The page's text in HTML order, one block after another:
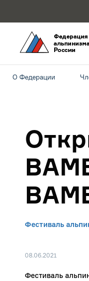
О Федерации
Фестиваль
08.06.2021
Фестиваль